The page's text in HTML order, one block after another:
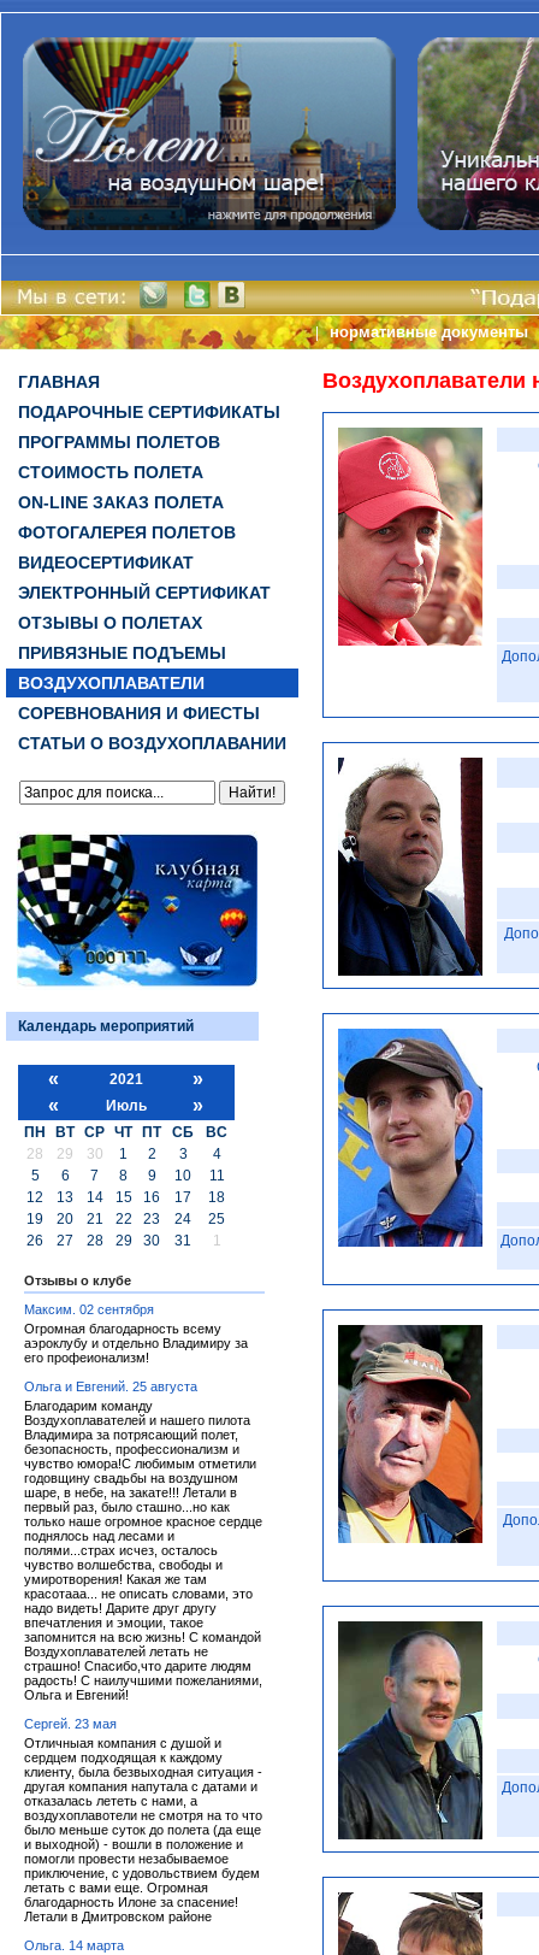
|нормативные документы
ГЛАВНАЯ
ПОДАРОЧНЫЕ СЕРТИФИКАТЫ
ПРОГРАММЫ ПОЛЕТОВ
СТОИМОСТЬ ПОЛЕТА
ON-LINE ЗАКАЗ ПОЛЕТА
ФОТОГАЛЕРЕЯ ПОЛЕТОВ
ВИДЕОСЕРТИФИКАТ
ЭЛЕКТРОННЫЙ СЕРТИФИКАТ
ОТЗЫВЫ О ПОЛЕТАХ
ПРИВЯЗНЫЕ ПОДЪЕМЫ
ВОЗДУХОПЛАВАТЕЛИ
СОРЕВНОВАНИЯ И ФИЕСТЫ
СТАТЬИ О ВОЗДУХОПЛАВАНИИ
Календарь мероприятий
« 2021
»
«
Июль »
ПН ВТ СР ЧТ ПТ СБ
ВС
28
29 30 1 2 3
4
5
6 7 8 9 10
11
12
13 14 15 16 17
18
19
20 21 22 23 24
25
26
27 28 29 30 31 1
Отзывы о клубе
Максим. 02 сентября
Огромная благодарность всему
аэроклубу и отдельно Владимиру за
его профеионализм!
Ольга и Евгений. 25 августа
Благодарим команду
Воздухоплавателей и нашего пилота
Владимира за потрясающий полет,
безопасность, профессионализм и
чувство юмора!С любимым отметили
годовщину свадьбы на воздушном
шаре, в небе, на закате!!! Летали в
первый раз, было сташно...но как
только наше огромное красное сердце
поднялось над лесами и
полями...страх исчез, осталось
чувство волшебства, свободы и
умиротворения! Какая же там
красотааа... не описать словами, это
надо видеть! Дарите друг другу
впечатления и эмоции, такое
запомнится на всю жизнь! С командой
Воздухоплавателей летать не
страшно! Спасибо,что дарите людям
радость! С наилучшими пожеланиями,
Ольга и Евгений!
Сергей. 23 мая
Отличныая компания с душой и
сердцем подходящая к каждому
клиенту, была безвыходная ситуация -
другая компания напутала с датами и
отказалась лететь с нами, а
воздухоплавотели не смотря на то что
было меньше суток до полета (да еще
и выходной) - вошли в положение и
помогли провести незабываемое
приключение, с удовольствием будем
летать с вами еще. Огромная
благодарность Илоне за спасение!
Летали в Дмитровском районе
Ольга. 14 марта
Воздухоплаватели